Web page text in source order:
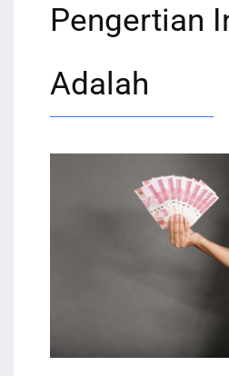
Pengertian
Adalah